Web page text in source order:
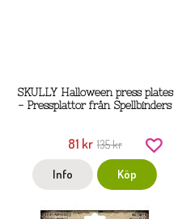
SKULLY Halloween press plates
- Pressplattor från Spellbinders
81 kr 135 kr
Info Köp